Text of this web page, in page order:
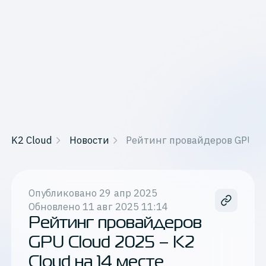
K2 Cloud Новости Рейтинг провайдеров GPU
Опубликовано 29 апр 2025
Обновлено 11 авг 2025 11:14
Рейтинг провайдеров
GPU Cloud 2025 – K2
Cloud на 14 месте